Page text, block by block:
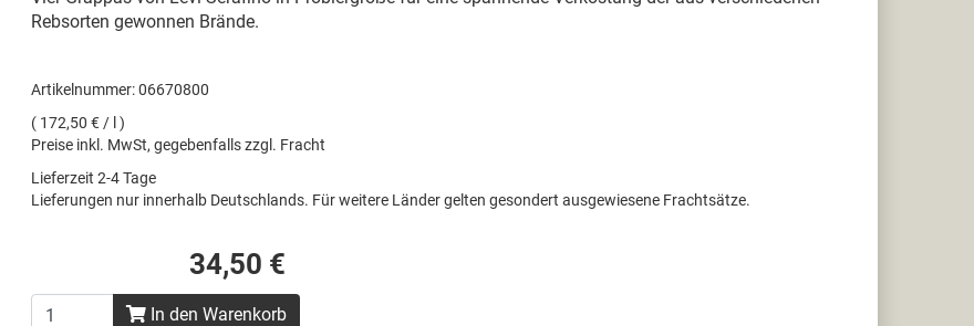
Rebsorten gewonnen Brände.
Artikelnummer: 06670800
( 172,50 € / l )
Preise inkl. MwSt, gegebenfalls zzgl. Fracht
Lieferzeit 2-4 Tage
Lieferungen nur innerhalb Deutschlands. Für weitere Länder gelten gesondert ausgewiesene Frachtsätze.
34,50 €
In den Warenkorb